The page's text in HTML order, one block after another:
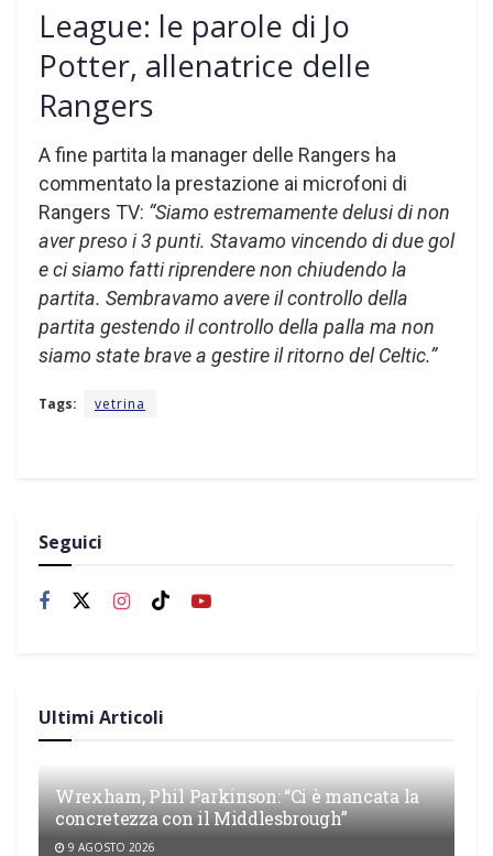
League: le parole di Jo
Potter, allenatrice delle
Rangers
A fine partita la manager delle Rangers ha
commentato la prestazione ai microfoni di
Rangers TV: “Siamo estremamente delusi di non
aver preso i 3 punti. Stavamo vincendo di due gol
e ci siamo fatti riprendere non chiudendo la
partita. Sembravamo avere il controllo della
partita gestendo il controllo della palla ma non
siamo state brave a gestire il ritorno del Celtic.”
Tags: vetrina
Seguici
Ultimi Articoli
Wrexham, Phil Parkinson: “Ci è mancata la
concretezza con il Middlesbrough”
9 AGOSTO 2026